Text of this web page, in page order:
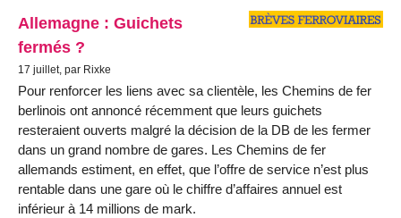
Allemagne : Guichets
fermés ?
17 juillet, par Rixke
Pour renforcer les liens avec sa clientèle, les Chemins de fer
berlinois ont annoncé récemment que leurs guichets
resteraient ouverts malgré la décision de la DB de les fermer
dans un grand nombre de gares. Les Chemins de fer
allemands estiment, en effet, que l’offre de service n’est plus
rentable dans une gare où le chiffre d’affaires annuel est
inférieur à 14 millions de mark.